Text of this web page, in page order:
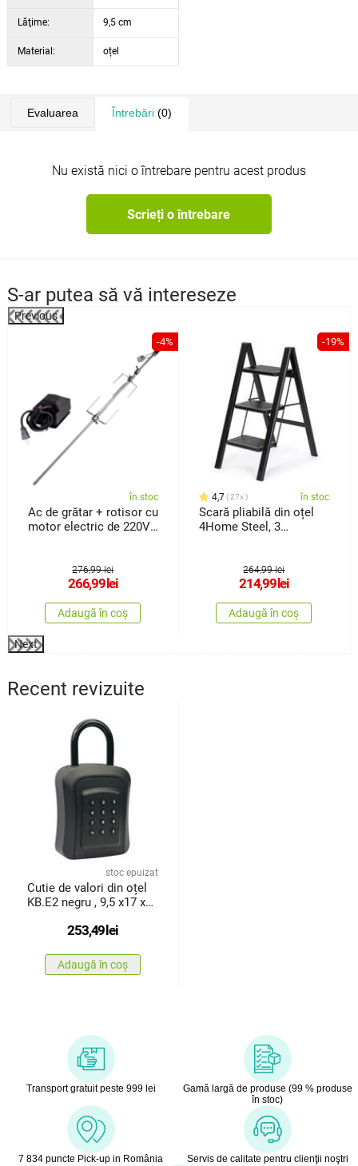
Lăţime: 9,5 cm
Material: oțel
Evaluarea Întrebări(0)
Nu există nici o întrebare pentru acest produs
Scrieți o întrebare
S-ar putea să vă intereseze
Previous
-4%
în stoc
Ac de grătar + rotisor cu
motor electric de 220V
276,99 lei
266,99 lei
Adaugă în coș
-19%
4,7 27x în stoc
Scară pliabilă din oțel
4Home Steel, 3
264,99 lei
214,99 lei
Adaugă în coș
Next
Recent revizuite
stoc epuizat
Cutie de valori din oțel
KB.E2 negru , 9,5 x17 x
253,49lei
Adaugă în coș
Transport gratuit peste 999 lei
Gamă largă de produse (99 % produse
în stoc)
7 834 puncte Pick-up in România Servis de calitate pentru clienţii noştri